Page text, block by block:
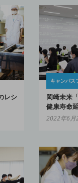
レシ
キャンパス
岡崎未来
健康寿命
2022年6月